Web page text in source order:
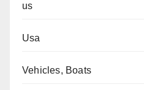
us
Usa
Vehicles, Boats